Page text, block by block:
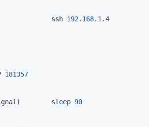
ssh 192.168
181357
) sleep 90